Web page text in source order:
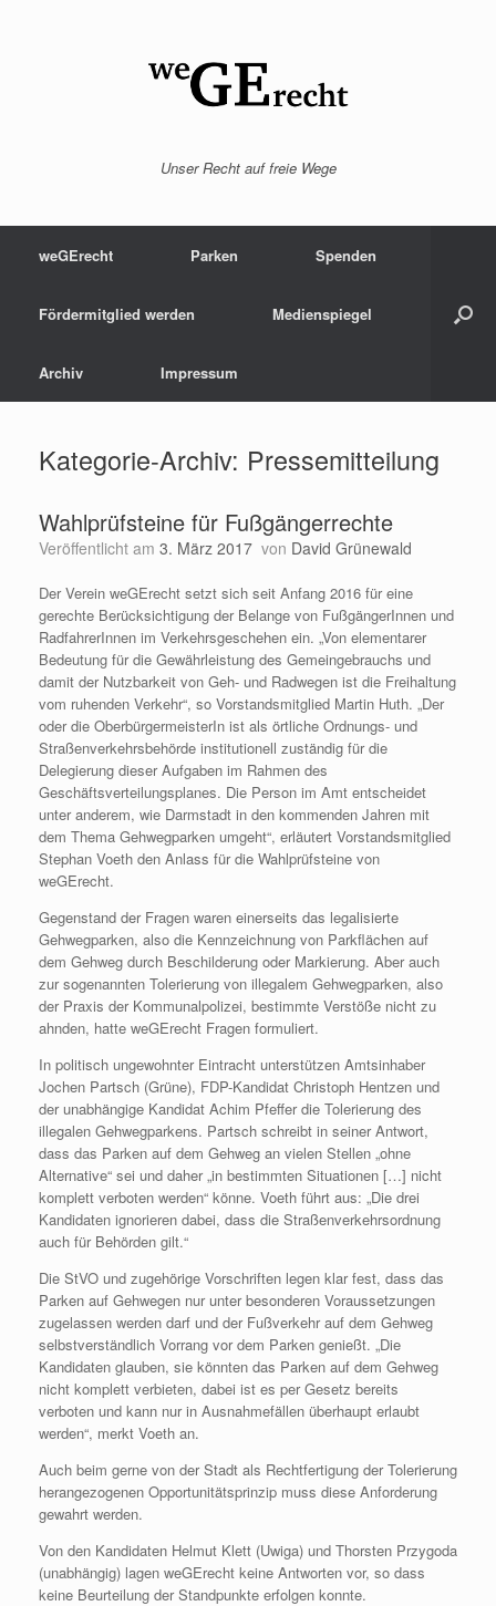
Unser Recht auf freie Wege
weGErecht Parken Spenden
Fördermitglied werden Medienspiegel
Archiv Impressum
Kategorie-Archiv: Pressemitteilung
Wahlprüfsteine für Fußgängerrechte
Veröffentlicht am 3. März 2017 von David Grünewald
Der Verein weGErecht setzt sich seit Anfang 2016 für eine
gerechte Berücksichtigung der Belange von FußgängerInnen und
RadfahrerInnen im Verkehrsgeschehen ein. „Von elementarer
Bedeutung für die Gewährleistung des Gemeingebrauchs und
damit der Nutzbarkeit von Geh- und Radwegen ist die Freihaltung
vom ruhenden Verkehr“, so Vorstandsmitglied Martin Huth. „Der
oder die OberbürgermeisterIn ist als örtliche Ordnungs- und
Straßenverkehrsbehörde institutionell zuständig für die
Delegierung dieser Aufgaben im Rahmen des
Geschäftsverteilungsplanes. Die Person im Amt entscheidet
unter anderem, wie Darmstadt in den kommenden Jahren mit
dem Thema Gehwegparken umgeht“, erläutert Vorstandsmitglied
Stephan Voeth den Anlass für die Wahlprüfsteine von
weGErecht.
Gegenstand der Fragen waren einerseits das legalisierte
Gehwegparken, also die Kennzeichnung von Parkflächen auf
dem Gehweg durch Beschilderung oder Markierung. Aber auch
zur sogenannten Tolerierung von illegalem Gehwegparken, also
der Praxis der Kommunalpolizei, bestimmte Verstöße nicht zu
ahnden, hatte weGErecht Fragen formuliert.
In politisch ungewohnter Eintracht unterstützen Amtsinhaber
Jochen Partsch (Grüne), FDP-Kandidat Christoph Hentzen und
der unabhängige Kandidat Achim Pfeffer die Tolerierung des
illegalen Gehwegparkens. Partsch schreibt in seiner Antwort,
dass das Parken auf dem Gehweg an vielen Stellen „ohne
Alternative“ sei und daher „in bestimmten Situationen […] nicht
komplett verboten werden“ könne. Voeth führt aus: „Die drei
Kandidaten ignorieren dabei, dass die Straßenverkehrsordnung
auch für Behörden gilt.“
Die StVO und zugehörige Vorschriften legen klar fest, dass das
Parken auf Gehwegen nur unter besonderen Voraussetzungen
zugelassen werden darf und der Fußverkehr auf dem Gehweg
selbstverständlich Vorrang vor dem Parken genießt. „Die
Kandidaten glauben, sie könnten das Parken auf dem Gehweg
nicht komplett verbieten, dabei ist es per Gesetz bereits
verboten und kann nur in Ausnahmefällen überhaupt erlaubt
werden“, merkt Voeth an.
Auch beim gerne von der Stadt als Rechtfertigung der Tolerierung
herangezogenen Opportunitätsprinzip muss diese Anforderung
gewahrt werden.
Von den Kandidaten Helmut Klett (Uwiga) und Thorsten Przygoda
(unabhängig) lagen weGErecht keine Antworten vor, so dass
keine Beurteilung der Standpunkte erfolgen konnte.